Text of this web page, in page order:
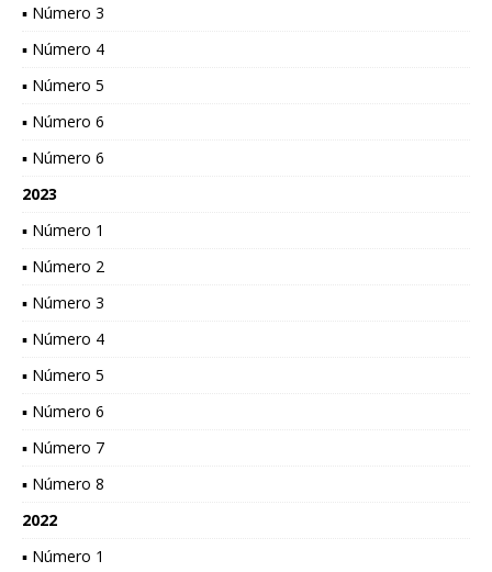
▪ Número 3
▪ Número 4
▪ Número 5
▪ Número 6
▪ Número 6
2023
▪ Número 1
▪ Número 2
▪ Número 3
▪ Número 4
▪ Número 5
▪ Número 6
▪ Número 7
▪ Número 8
2022
▪ Número 1